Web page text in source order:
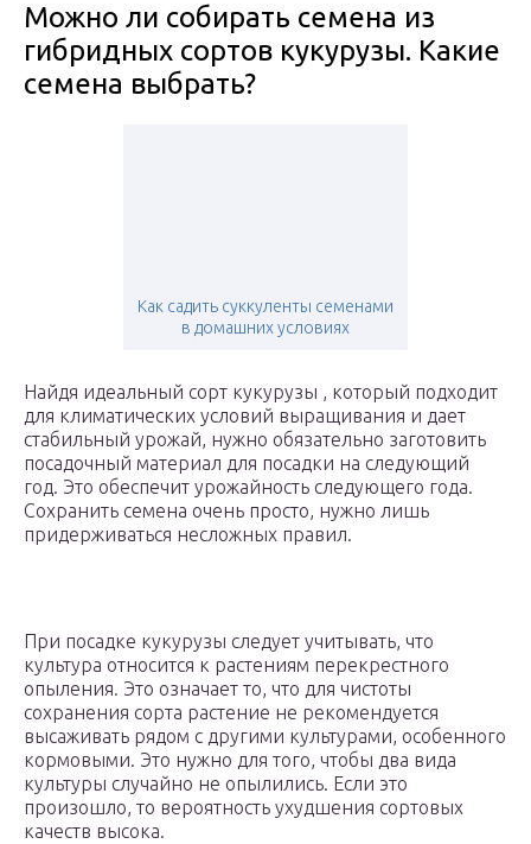
Можно ли собирать семена из
гибридных сортов кукурузы. Какие
семена выбрать?
Как садить суккуленты семенами
в домашних условиях
Найдя идеальный сорт кукурузы , который подходит
для климатических условий выращивания и дает
стабильный урожай, нужно обязательно заготовить
посадочный материал для посадки на следующий
год. Это обеспечит урожайность следующего года.
Сохранить семена очень просто, нужно лишь
придерживаться несложных правил.
При посадке кукурузы следует учитывать, что
культура относится к растениям перекрестного
опыления. Это означает то, что для чистоты
сохранения сорта растение не рекомендуется
высаживать рядом с другими культурами, особенного
кормовыми. Это нужно для того, чтобы два вида
культуры случайно не опылились. Если это
произошло, то вероятность ухудшения сортовых
качеств высока.